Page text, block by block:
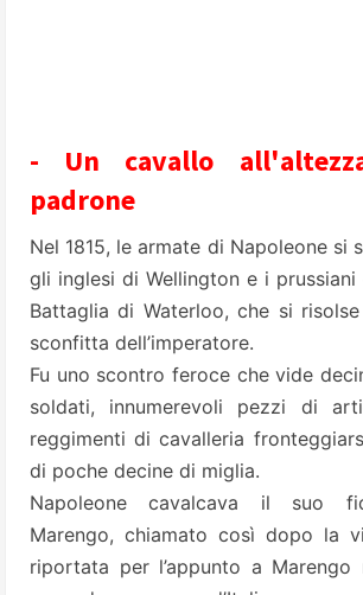
- Un cavallo
padrone
Nel 1815, le armate di Napoleone si
gli inglesi di Wellington e i prussiani
Battaglia di Waterloo, che si
sconfitta dell’imperatore.
Fu uno scontro feroce che vide
soldati, innumerevoli pezzi di
reggimenti di cavalleria
di poche decine di miglia.
Napoleone cavalcava il suo
Marengo, chiamato così dopo la
riportata per l’appunto a